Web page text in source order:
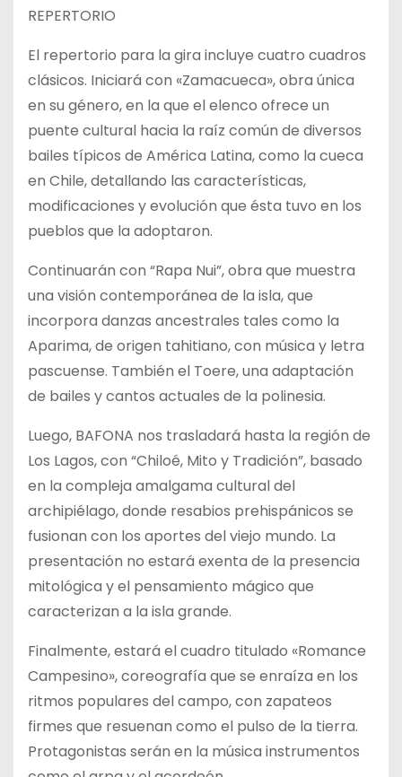
REPERTORIO
El repertorio para la gira incluye cuatro cuadros
clásicos. Iniciará con «Zamacueca», obra única
en su género, en la que el elenco ofrece un
puente cultural hacia la raíz común de diversos
bailes típicos de América Latina, como la cueca
en Chile, detallando las características,
modificaciones y evolución que ésta tuvo en los
pueblos que la adoptaron.
Continuarán con “Rapa Nui”, obra que muestra
una visión contemporánea de la isla, que
incorpora danzas ancestrales tales como la
Aparima, de origen tahitiano, con música y letra
pascuense. También el Toere, una adaptación
de bailes y cantos actuales de la polinesia.
Luego, BAFONA nos trasladará hasta la región de
Los Lagos, con “Chiloé, Mito y Tradición”, basado
en la compleja amalgama cultural del
archipiélago, donde resabios prehispánicos se
fusionan con los aportes del viejo mundo. La
presentación no estará exenta de la presencia
mitológica y el pensamiento mágico que
caracterizan a la isla grande.
Finalmente, estará el cuadro titulado «Romance
Campesino», coreografía que se enraíza en los
ritmos populares del campo, con zapateos
firmes que resuenan como el pulso de la tierra.
Protagonistas serán en la música instrumentos